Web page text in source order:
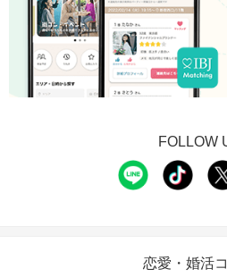
FOLLOW
恋愛・婚活